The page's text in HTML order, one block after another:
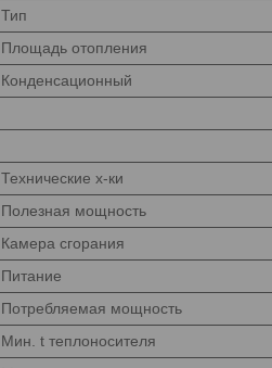
Тип
Площадь отопления
Конденсационный
Технические х-ки
Полезная мощность
Камера сгорания
Питание
Потребляемая мощность
Мин. t теплоносителя